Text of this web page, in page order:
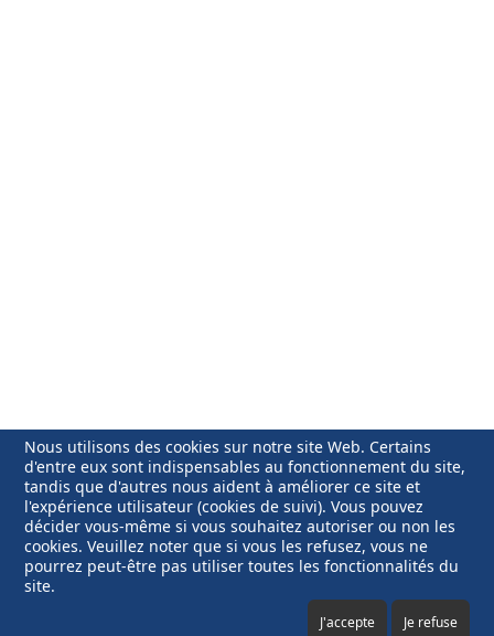
Mentions légales
Nous utilisons des cookies sur notre site Web. Certains
d'entre eux sont indispensables au fonctionnement du site,
tandis que d'autres nous aident à améliorer ce site et
l'expérience utilisateur (cookies de suivi). Vous pouvez
décider vous-même si vous souhaitez autoriser ou non les
cookies. Veuillez noter que si vous les refusez, vous ne
pourrez peut-être pas utiliser toutes les fonctionnalités du
site.
J'accepte Je refuse